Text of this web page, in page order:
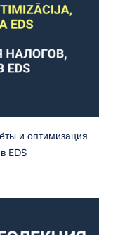
и оптимизация
EDS